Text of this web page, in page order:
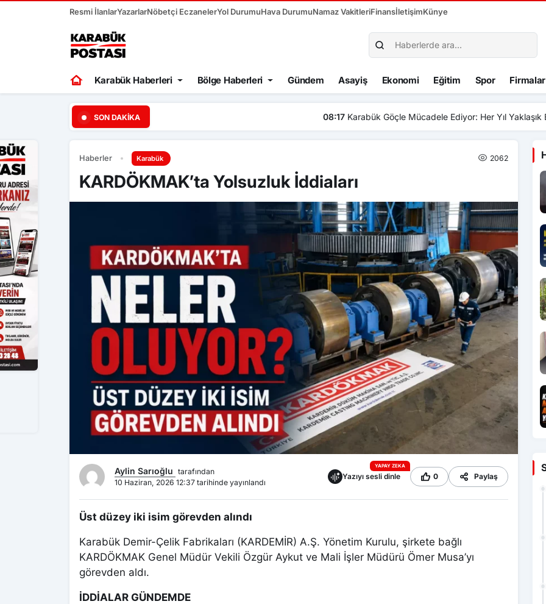
Resmi İlanlarYazarlarNöbetçi EczanelerYol DurumuHava DurumuNamaz VakitleriFinansİletişimKünye
Karabük Haberleri Bölge Haberleri Gündem Asayiş Ekonomi Eğitim Spor Firmalar
SON DAKIKA Karabük Göçle Mücadele Ediyor: Her Yıl Yaklaşık Bin 500 Kişi Kentten Ayrılıyor
Haberler Karabük 2062
KARDÖKMAK’ta Yolsuzluk İddiaları
Aylin Sarıoğlu tarafından
10 Haziran, 2026 12:37 tarihinde yayınlandı
YAPAY ZEKA
Yazıyı sesli dinle 0 Paylaş
Üst düzey iki isim görevden alındı
Karabük Demir-Çelik Fabrikaları (KARDEMİR) A.Ş. Yönetim Kurulu, şirkete bağlı
KARDÖKMAK Genel Müdür Vekili Özgür Aykut ve Mali İşler Müdürü Ömer Musa’yı
görevden aldı.
İDDİALAR GÜNDEMDE